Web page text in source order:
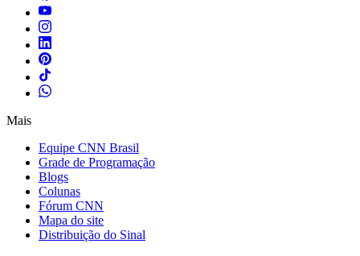
Mais
Equipe CNN Brasil
Grade de Programação
Blogs
Colunas
Fórum CNN
Mapa do site
Distribuição do Sinal